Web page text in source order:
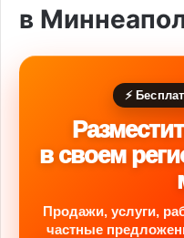
в
⚡
в своем
Продажи, услуги,
частные